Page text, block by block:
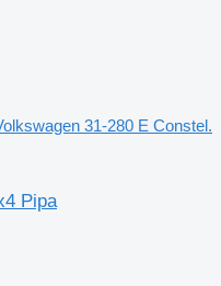
31-280 E Constel.
Pipa